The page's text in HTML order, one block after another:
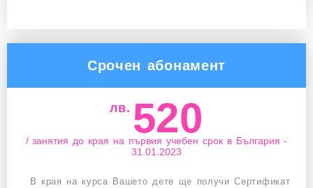
Срочен абонамент
лв. 520
/ занятия до края на първия учебен срок в България -
31.01.2023
В края на курса Вашето дете ще получи Сертификат